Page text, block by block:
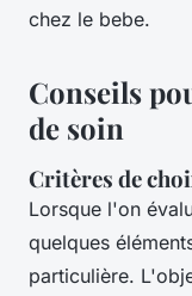
chez le bebe.
Conseils
de soin
Critères de
Lorsque l'on
quelques
particulière.